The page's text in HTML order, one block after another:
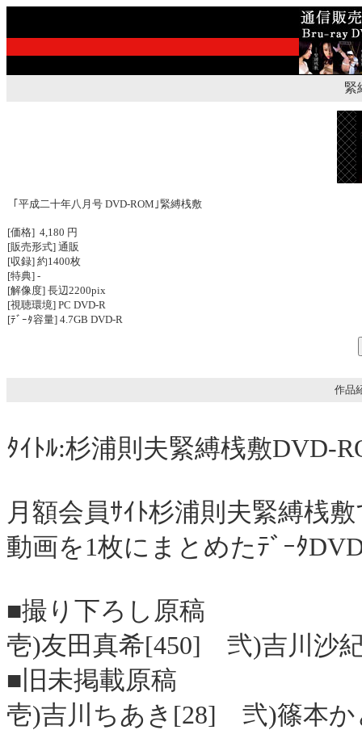
緊
｢平成二十年八月号 DVD-ROM｣緊縛桟敷
[価格] 4,180 円
[販売形式] 通販
[収録] 約1400枚
[特典] -
[解像度] 長辺2200pix
[視聴環境] PC DVD-R
[ﾃﾞｰﾀ容量] 4.7GB DVD-R
作品
ﾀｲﾄﾙ:杉浦則夫緊縛桟敷DVD-
月額会員ｻｲﾄ杉浦則夫緊縛桟
動画を1枚にまとめたﾃﾞｰﾀ
■撮り下ろし原稿
壱)友田真希[450] 弐)吉川沙
■旧未掲載原稿
壱)吉川ちあき[28] 弐)篠本